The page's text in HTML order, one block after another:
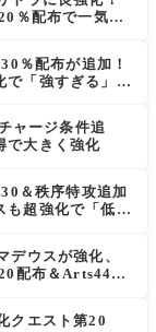
％配布で一気に
％配布が追加！
で「強すぎる」の
ャージ条件追
で大きく強化
＆秩序特攻追加
も超強化で「低レ
デウスが強化、
配布＆Arts44％
クエスト第20